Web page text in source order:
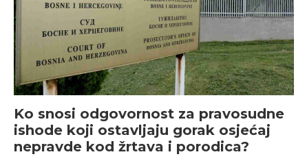
Ko snosi odgovornost za pravosudne
ishode koji ostavljaju gorak osjećaj
nepravde kod žrtava i porodica?